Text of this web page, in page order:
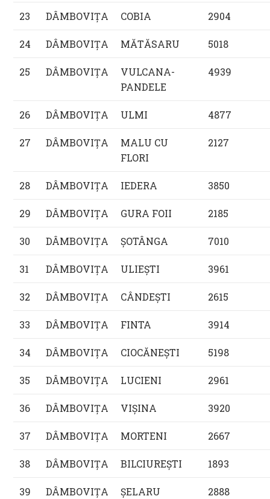
23 DÂMBOVIŢA COBIA 2904
24 DÂMBOVIŢA MĂTĂSARU 5018
25 DÂMBOVIŢA
VULCANA-
PANDELE
4939
26 DÂMBOVIŢA ULMI 4877
27 DÂMBOVIŢA
MALU CU
FLORI
2127
28 DÂMBOVIŢA IEDERA 3850
29 DÂMBOVIŢA GURA FOII 2185
30 DÂMBOVIŢA ŞOTÂNGA 7010
31 DÂMBOVIŢA ULIEŞTI 3961
32 DÂMBOVIŢA CÂNDEŞTI 2615
33 DÂMBOVIŢA FINTA 3914
34 DÂMBOVIŢA CIOCĂNEŞTI 5198
35 DÂMBOVIŢA LUCIENI 2961
36 DÂMBOVIŢA VIŞINA 3920
37 DÂMBOVIŢA MORTENI 2667
38 DÂMBOVIŢA BILCIUREŞTI 1893
39 DÂMBOVIŢA ŞELARU 2888